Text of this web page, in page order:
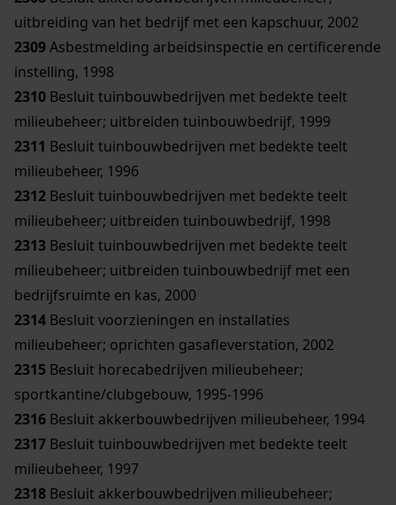
uitbreiding van het bedrijf met een kapschuur, 2002
2309Asbestmelding arbeidsinspectie en certificerende
instelling, 1998
2310 Besluit tuinbouwbedrijven met bedekte teelt
milieubeheer; uitbreiden tuinbouwbedrijf, 1999
2311 Besluit tuinbouwbedrijven met bedekte teelt
milieubeheer, 1996
2312 Besluit tuinbouwbedrijven met bedekte teelt
milieubeheer; uitbreiden tuinbouwbedrijf, 1998
2313 Besluit tuinbouwbedrijven met bedekte teelt
milieubeheer; uitbreiden tuinbouwbedrijf met een
bedrijfsruimte en kas, 2000
2314 Besluit voorzieningen en installaties
milieubeheer; oprichten gasafleverstation, 2002
2315 Besluit horecabedrijven milieubeheer;
sportkantine/clubgebouw, 1995-1996
2316 Besluit akkerbouwbedrijven milieubeheer, 1994
2317 Besluit tuinbouwbedrijven met bedekte teelt
milieubeheer, 1997
2318 Besluit akkerbouwbedrijven milieubeheer;